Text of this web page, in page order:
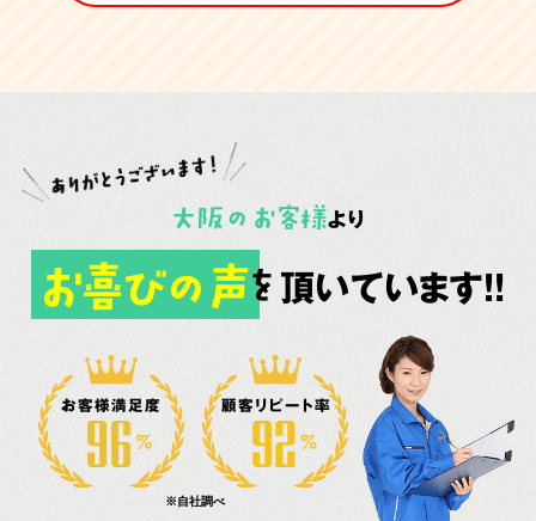
大阪 の お客様より
お喜びの声を 頂いています!!
お客様満足度 顧客リピート率
※自社調べ